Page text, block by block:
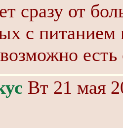
сразу от
с питанием
Вт 21 мая